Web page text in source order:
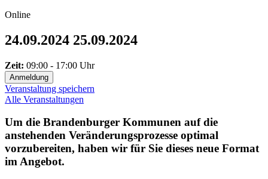
Online
24.09.2024 25.09.2024
Zeit: 09:00 - 17:00 Uhr
Anmeldung
Veranstaltung speichern
Alle Veranstaltungen
Um die Brandenburger Kommunen auf die
anstehenden Veränderungsprozesse optimal
vorzubereiten, haben wir für Sie dieses neue Format
im Angebot.